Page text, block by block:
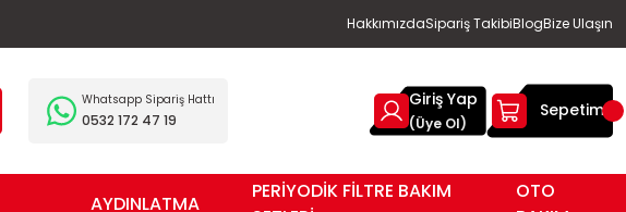
HakkımızdaSipariş TakibiBlogBize Ulaşın
Whatsapp Sipariş Hattı
0532 172 47 19
Giriş Yap
(Üye Ol)
Sepetim
AYDINLATMA
PERİYODİK FİLTRE BAKIM
OTO